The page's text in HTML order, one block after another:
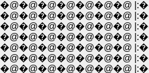
�@�@�@�@�@�@�@
�@�@�@�@�@�@�@
�@�@�@�@�@�@�@
�@�@�@�@�@�@�@
�@�@�@�@�@�@�@
�@�@�@�@�@�@�@